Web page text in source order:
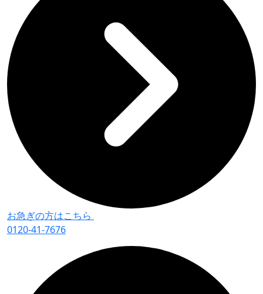
お急ぎの方はこちら
0120-41-7676